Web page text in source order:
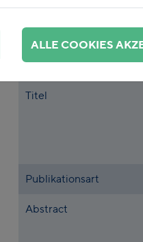
Titel
Publikationsart
Abstract
ALLE COOKIES